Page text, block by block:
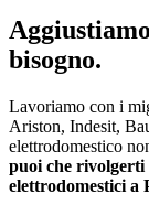
bisogno.
Lavoriamo con i
Ariston, Indesit,
elettrodomestico
puoi che
elettrodomestici a